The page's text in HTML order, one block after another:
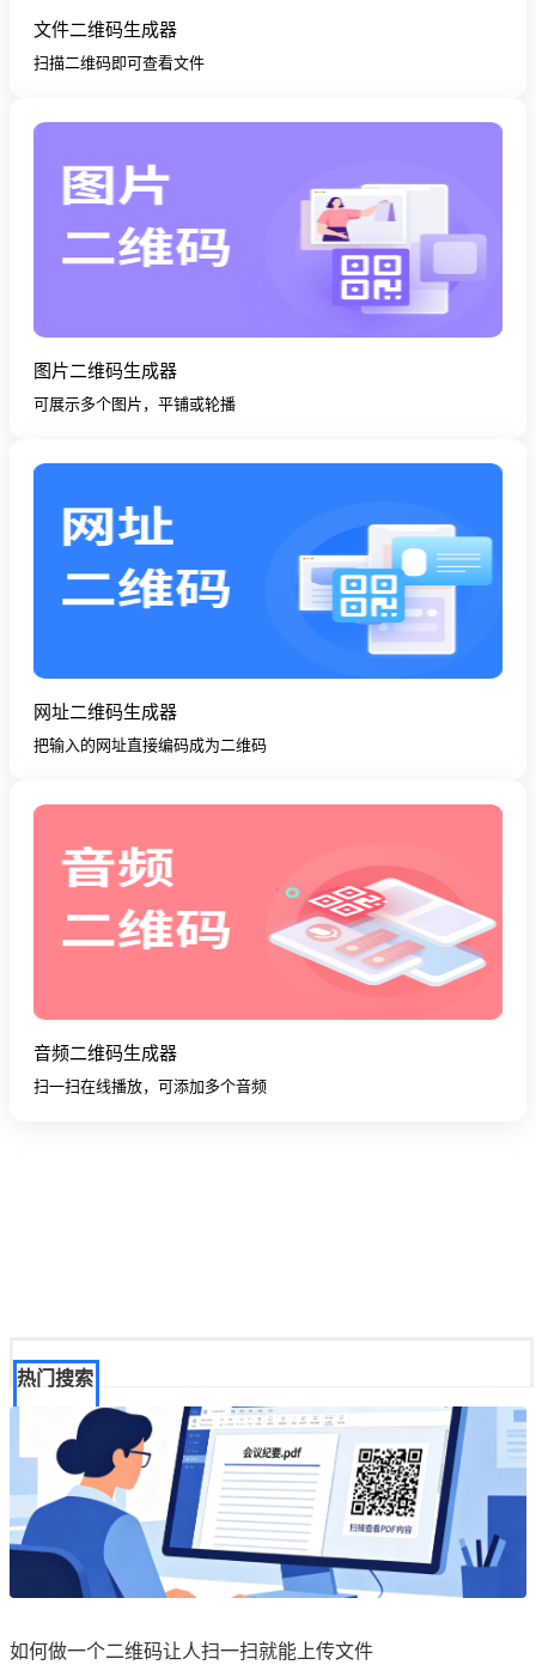
文件二维码生成器
扫描二维码即可查看文件
图片二维码生成器
可展示多个图片，平铺或轮播
网址二维码生成器
把输入的网址直接编码成为二维码
音频二维码生成器
扫一扫在线播放，可添加多个音频
热门搜索
如何做一个二维码让人扫一扫就能上传文件